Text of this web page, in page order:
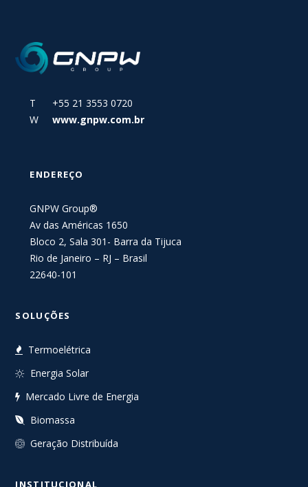
T +55 21 3553 0720
W
www.gnpw.com.br
ENDEREÇO
GNPW Group®
Av das Américas 1650
Bloco 2, Sala 301- Barra da Tijuca
Rio de Janeiro – RJ – Brasil
22640-101
SOLUÇÕES
Termoelétrica
Energia Solar
Mercado Livre de Energia
Biomassa
Geração Distribuída
INSTITUCIONAL